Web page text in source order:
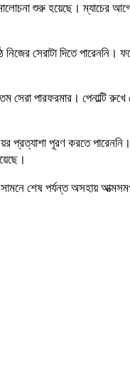
শুরু হয়েছে। ম্যাচের আগে
নিজের সেরাটা দিতে
পারফরমার। পেনাল্টি রুখে
প্রত্যাশা পূরণ করতে
সামনে শেষ পর্যন্ত অসহায়